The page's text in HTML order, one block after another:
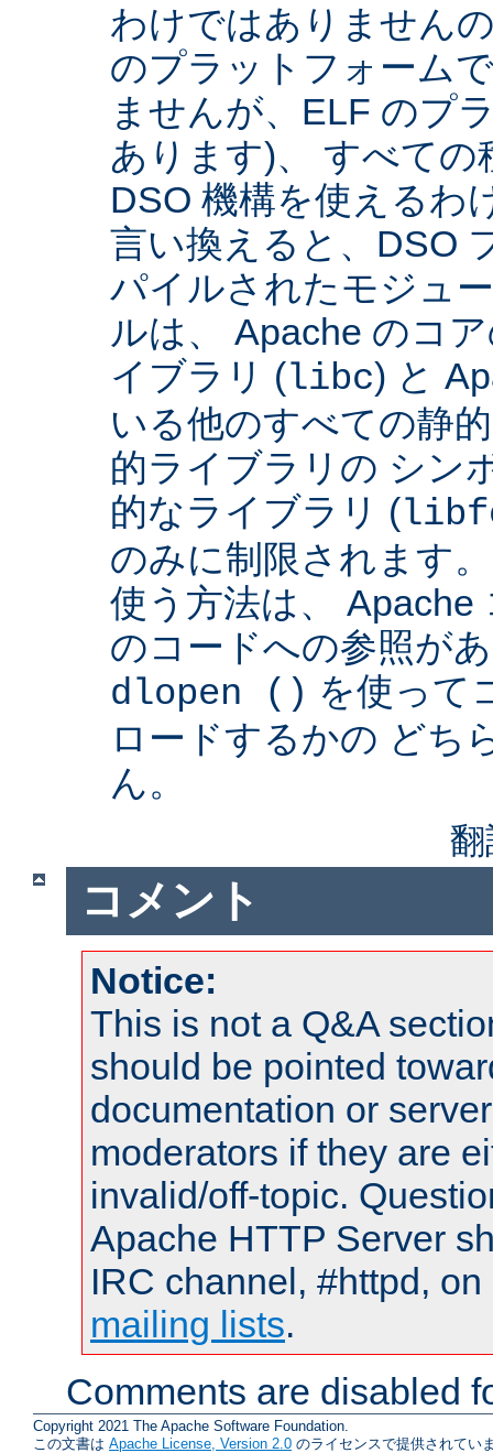
わけではありません
のプラットフォーム
ませんが、ELF のプ
あります)、 すべて
DSO 機構を使えるわ
言い換えると、DSO
パイルされたモジュ
ルは、 Apache のコ
イブラリ (libc) と
いる他のすべての静
的ライブラリの シン
的なライブラリ (
のみに制限されます
使う方法は、 Apache
のコードへの参照が
dlopen () を使って
ロードするかの どち
ん。
コメント
Notice:
This is not a Q&A
should be pointed
documentation or
moderators if they are
invalid/off-topic.
Apache HTTP Server
IRC channel, #httpd,
mailing lists.
Comments are disabled
Copyright 2021 The Apache Software Foundation.
この文書は Apache License, Version 2.0 のライセンスで提供されてい